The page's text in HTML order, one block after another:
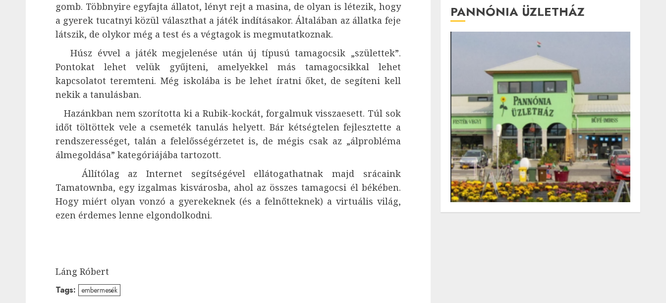
gomb. Többnyire egyfajta állatot, lényt rejt a masina, de olyan is létezik, hogy
a gyerek tucatnyi közül választhat a játék indításakor. Általában az állatka feje
látszik, de olykor még a test és a végtagok is megmutatkoznak.
Húsz évvel a játék megjelenése után új típusú tamagocsik „születtek”.
Pontokat lehet velük gyűjteni, amelyekkel más tamagocsikkal lehet
kapcsolatot teremteni. Még iskolába is be lehet íratni őket, de segíteni kell
nekik a tanulásban.
Hazánkban nem szorította ki a Rubik-kockát, forgalmuk visszaesett. Túl sok
időt töltöttek vele a csemeték tanulás helyett. Bár kétségtelen fejlesztette a
rendszerességet, talán a felelősségérzetet is, de mégis csak az „álprobléma
álmegoldása” kategóriájába tartozott.
Állítólag az Internet segítségével ellátogathatnak majd srácaink
Tamatownba, egy izgalmas kisvárosba, ahol az összes tamagocsi él békében.
Hogy miért olyan vonzó a gyerekeknek (és a felnőtteknek) a virtuális világ,
ezen érdemes lenne elgondolkodni.
Láng Róbert
Tags: embermesék
PANNÓNIA ÜZLETHÁZ